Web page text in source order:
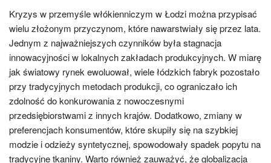
Kryzys w przemyśle włókienniczym w Łodzi można przypisać
wielu złożonym przyczynom, które nawarstwiały się przez lata.
Jednym z najważniejszych czynników była stagnacja
innowacyjności w lokalnych zakładach produkcyjnych. W miarę
jak światowy rynek ewoluował, wiele łódzkich fabryk pozostało
przy tradycyjnych metodach produkcji, co ograniczało ich
zdolność do konkurowania z nowoczesnymi
przedsiębiorstwami z innych krajów. Dodatkowo, zmiany w
preferencjach konsumentów, które skupiły się na szybkiej
modzie i odzieży syntetycznej, spowodowały spadek popytu na
tradycyjne tkaniny. Warto również zauważyć, że globalizacja